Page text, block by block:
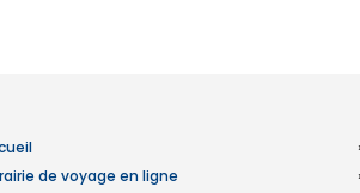
de voyage en ligne